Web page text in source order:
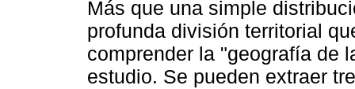
Más que una simple
profunda división territorial
comprender la "geografía de
estudio. Se pueden extraer